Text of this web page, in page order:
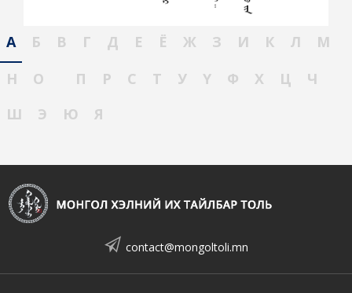
А Б В Г Д Е Ё Ж З И К Л
М
Н
О П Р С Т У Ү Ф Х Ц
Ч
Ш
Э Ю Я
contact@mongoltoli.mn